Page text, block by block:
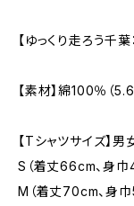
【ゆっくり走ろう千葉
【素材】綿100％（
【Tシャツサイズ】男
S（着丈66cm、身巾
M（着丈70cm、身